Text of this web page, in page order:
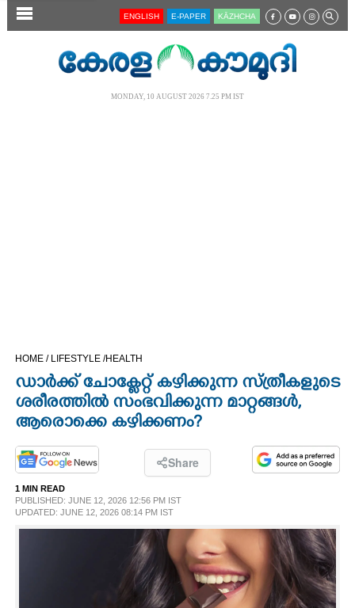
SECTIONS
OPINION
PHOTOS
LIFESTYLE
ENGLISH E-PAPER KĀZHCHA
MONDAY, 10 AUGUST 2026 7.25 PM IST
HOME / LIFESTYLE /HEALTH
ഡാർക്ക് ചോക്ലേറ്റ് കഴിക്കുന്ന സ്ത്രീകളുടെ
ശരീരത്തിൽ സംഭവിക്കുന്ന മാറ്റങ്ങൾ,
ആരൊക്കെ കഴിക്കണം?
Share
1 MIN READ
PUBLISHED: JUNE 12, 2026 12:56 PM IST
UPDATED: JUNE 12, 2026 08:14 PM IST